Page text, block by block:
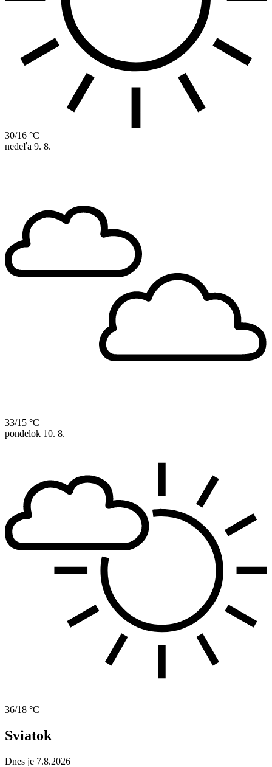
30/16 °C
nedeľa 9. 8.
33/15 °C
pondelok 10. 8.
36/18 °C
Sviatok
Dnes je 7.8.2026